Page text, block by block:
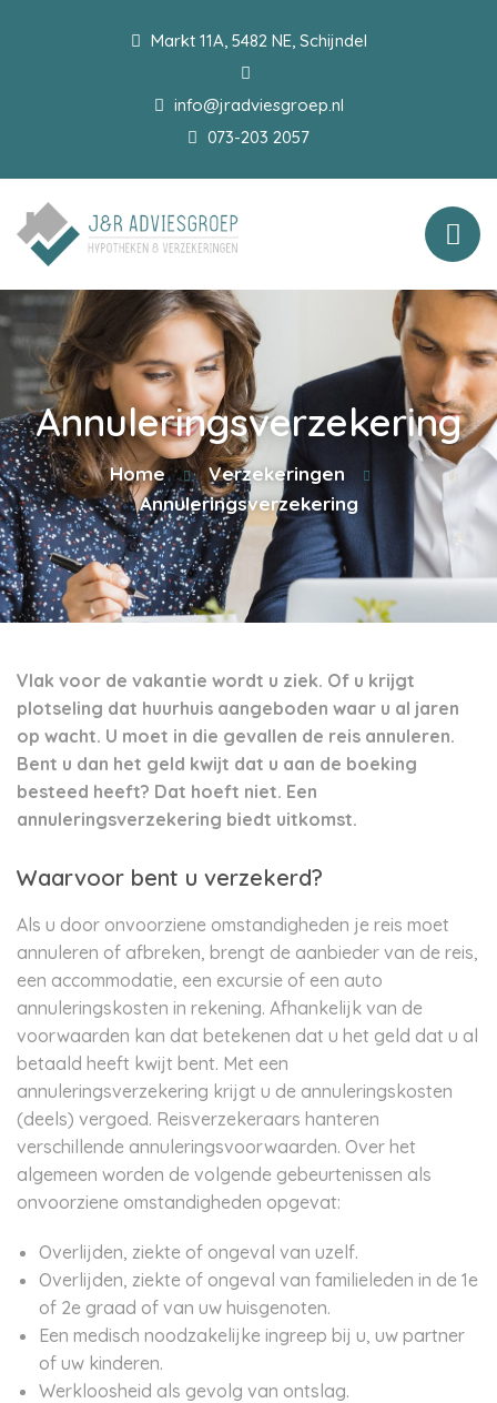
Markt 11A, 5482 NE, Schijndel
info@jradviesgroep.nl
073-203 2057
Annuleringsverzekering
Home
Verzekeringen
Annuleringsverzekering
Vlak voor de vakantie wordt u ziek. Of u krijgt
plotseling dat huurhuis aangeboden waar u al jaren
op wacht. U moet in die gevallen de reis annuleren.
Bent u dan het geld kwijt dat u aan de boeking
besteed heeft? Dat hoeft niet. Een
annuleringsverzekering biedt uitkomst.
Waarvoor bent u verzekerd?
Als u door onvoorziene omstandigheden je reis moet
annuleren of afbreken, brengt de aanbieder van de reis,
een accommodatie, een excursie of een auto
annuleringskosten in rekening. Afhankelijk van de
voorwaarden kan dat betekenen dat u het geld dat u al
betaald heeft kwijt bent. Met een
annuleringsverzekering krijgt u de annuleringskosten
(deels) vergoed. Reisverzekeraars hanteren
verschillende annuleringsvoorwaarden. Over het
algemeen worden de volgende gebeurtenissen als
onvoorziene omstandigheden opgevat:
Overlijden, ziekte of ongeval van uzelf.
Overlijden, ziekte of ongeval van familieleden in de 1e
of 2e graad of van uw huisgenoten.
Een medisch noodzakelijke ingreep bij u, uw partner
of uw kinderen.
Werkloosheid als gevolg van ontslag.